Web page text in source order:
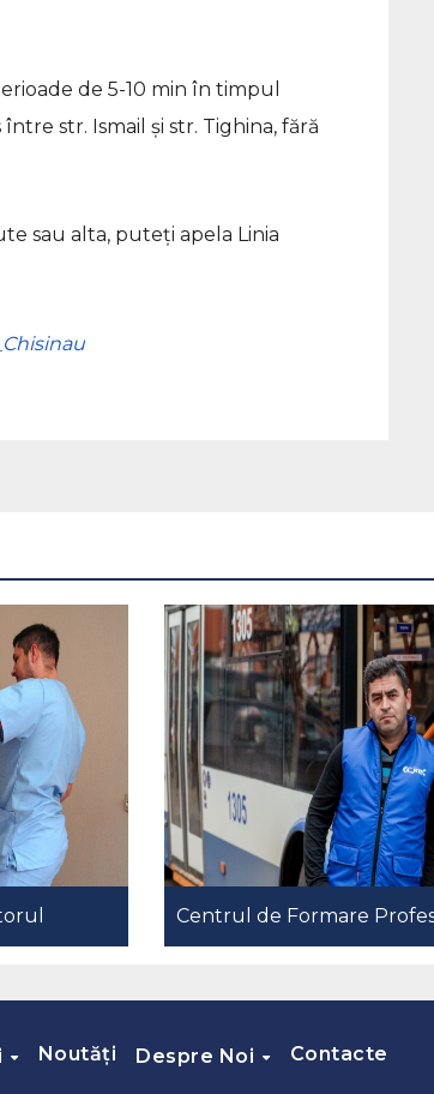
de 5-10 min în timpul
str. Ismail și str. Tighina, fără
sau alta, puteți apela Linia
Centrul de Formare
Noutăți Despre Noi Contacte